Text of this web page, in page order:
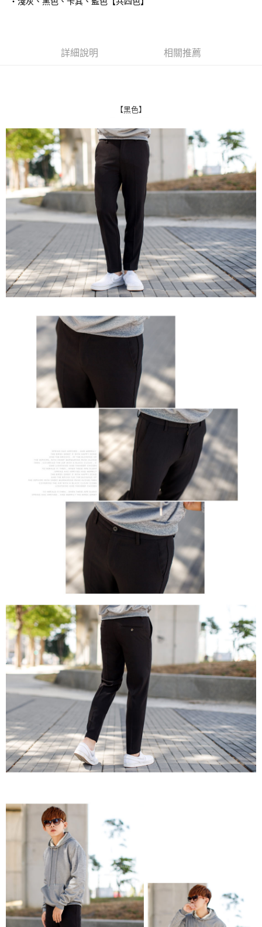
AFTEE先享後付是「在收到商品之後才付款」的支付方式。 讓您購物簡單
１．於結帳方式選擇「AFTEE先享後付」後，將跳轉至「AFTEE先享後付」
結帳頁面，進行簡訊認證並確認金額後，即可完成結帳。
２．訂單成立數日內，您將收到繳費通知簡訊。
３．收到繳費通知簡訊後14天內，點擊此簡訊中的連結，可透過四大超商／
ATM／網路銀行／等多元方式進行付款，方視為交易完成。
※ 請注意：結帳手續完成當下不需立刻繳費，但若您需要取消訂單，請聯絡
購買商品的店家。未經商家同意取消之訂單仍視為有效，需透過AFTEE先享
後付繳納相關費用。
※ 交易是否成功請以「AFTEE先享後付 」之結帳頁面顯示為準，若有關於
是否繳費成功／繳費後需取消欲退款等相關疑問，請聯繫「AFTEE先享後付
客戶支援中心」
https://netprotections.freshdesk.com/support/home
【注意事項】
１．透過由恩沛科技股份有限公司提供之「AFTEE先享後付」服務完成之交
易，需依本服務之必要範圍內提供個人資料，並將交易相關給付款項請求債
權轉讓予恩沛科技股份有限公司。
２．關於個人資料處理事宜，請瀏覽以下網址：
３．未成年的使用者請事先徵得法定代理人或監護人之同意方可使用
「AFTEE先享後付」，若未經同意申辦者引起之損失，本公司不負相關責
４．使用「AFTEE先享後付」時，將依據個別帳號之用戶狀況，依本公司即
時審查核予不同之上限額度；若仍有額度不足之情形，本公司將視審查結果
請求用戶進行身份認證。
５．嚴禁一人註冊多個帳號或使用他人資訊註冊。若發現惡意使用之情形，
恩沛科技股份有限公司將有權停止該用戶之使用額度並採取法律行動。
先付款後全家取貨
每筆NT$80，滿NT$1,800(含以上)免運費
7-11付款取貨
每筆NT$80，滿NT$1,800(含以上)免運費
先付款後7-11取貨
每筆NT$80，滿NT$1,800(含以上)免運費
宅配
每筆NT$120，滿NT$3,000(含以上)免運費
詳細說明 相關推薦
【黑色】